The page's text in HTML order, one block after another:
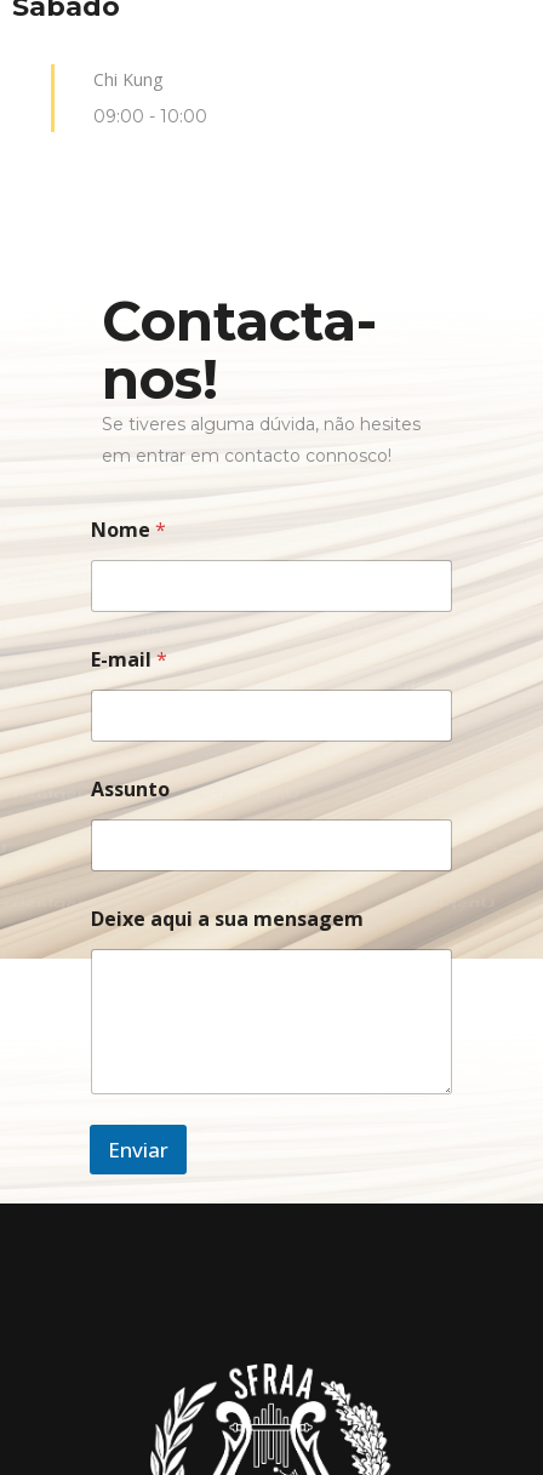
Sábado
Chi Kung
09:00 - 10:00
Contacta-
nos!
Se tiveres alguma dúvida, não hesites
em entrar em contacto connosco!
Nome *
*
*
N
o
m
e
E-mail*
Assunto
Deixe aqui a sua mensagem
Enviar